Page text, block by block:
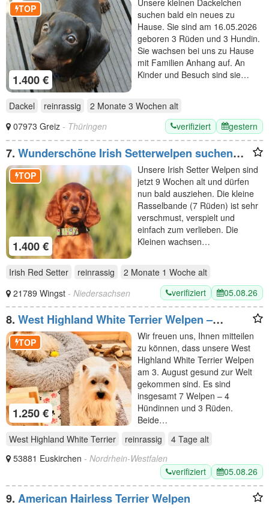
1.400 €
TOP
suchen bald ein neues zu
Hause. Sie sind am 16.05.2026
geboren 3 Rüden und 3 Hundin.
Sie wachsen bei uns zu Hause
mit Familien Anhang auf. An
Kinder und Besuch sind sie…
Dackel reinrassig 2 Monate 3 Wochen alt
07973 Greiz - Thüringen verifiziert gestern
7. Wunderschöne Irish Setterwelpen suchen
liebevolle Plätze
1.400 €
TOP
Unsere Irish Setter Welpen sind
jetzt 9 Wochen alt und dürfen
nun bald ausziehen. Die kleine
Rasselbande (7 Rüden) ist sehr
verschmust, verspielt und
einfach zum verlieben. Die
Kleinen wachsen…
Irish Red Setter reinrassig 2 Monate 1 Woche alt
21789 Wingst - Niedersachsen verifiziert 05.08.26
8. West Highland White Terrier Welpen –
Einmaliger Wurf erwartet
1.250 €
TOP
Wir freuen uns, Ihnen mitteilen
zu können, dass unsere West
Highland White Terrier Welpen
am 3. August gesund zur Welt
gekommen sind. Es sind
insgesamt 7 Welpen – 4
Hündinnen und 3 Rüden.
Beide…
West Highland White Terrier
reinrassig 4 Tage alt
53881 Euskirchen - Nordrhein-Westfalen
verifiziert
05.08.26
9. American Hairless Terrier Welpen